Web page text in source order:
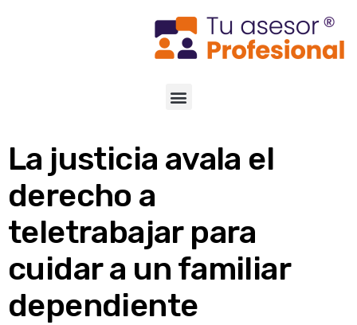
La justicia avala el
derecho a
teletrabajar para
cuidar a un familiar
dependiente